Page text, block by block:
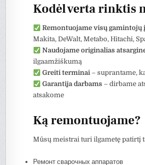
Kodėl verta rinktis
Remontuojame visų gamintojų
Makita, DeWalt, Metabo, Hitachi,
Naudojame originalias
ilgaamžiškumą
Greiti terminai – suprantame,
Garantija darbams – dirbame
atsakome
Ką remontuojame?
Mūsų meistrai turi ilgametę patirtį
Ремонт сварочных аппаратов